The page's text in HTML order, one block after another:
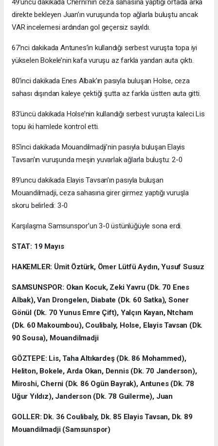
49’uncu dakikada Cherni’nin ceza sahasına yaptığı ortada arka
direkte bekleyen Juan’ın vuruşunda top ağlarla buluştu ancak
VAR incelemesi ardından gol geçersiz sayıldı.
67’nci dakikada Antunes’in kullandığı serbest vuruşta topa iyi
yükselen Bokele’nin kafa vuruşu az farkla yandan auta çıktı.
80’inci dakikada Enes Albak’ın pasıyla buluşan Holse, ceza
sahası dışından kaleye çektiği şutta az farkla üstten auta gitti.
83’üncü dakikada Holse’nin kullandığı serbest vuruşta kaleci Lis
topu iki hamlede kontrol etti.
85’inci dakikada Mouandilmadji’nin pasıyla buluşan Elayis
Tavsan’ın vuruşunda meşin yuvarlak ağlarla buluştu: 2-0
89’uncu dakikada Elayis Tavsan’ın pasıyla buluşan
Mouandilmadji, ceza sahasına girer girmez yaptığı vuruşla
skoru belirledi: 3-0
Karşılaşma Samsunspor’un 3-0 üstünlüğüyle sona erdi.
STAT: 19 Mayıs
HAKEMLER: Ümit Öztürk, Ömer Lütfü Aydın, Yusuf Susuz
SAMSUNSPOR: Okan Kocuk, Zeki Yavru (Dk. 70 Enes
Albak), Van Drongelen, Diabate (Dk. 60 Satka), Soner
Gönül (Dk. 70 Yunus Emre Çift), Yalçın Kayan, Ntcham
(Dk. 60 Makoumbou), Coulibaly, Holse, Elayis Tavsan (Dk.
90 Sousa), Mouandilmadji
GÖZTEPE: Lis, Taha Altıkardeş (Dk. 86 Mohammed),
Heliton, Bokele, Arda Okan, Dennis (Dk. 70 Janderson),
Miroshi, Cherni (Dk. 86 Ogün Bayrak), Antunes (Dk. 78
Uğur Yıldız), Janderson (Dk. 78 Guilerme), Juan
GOLLER: Dk. 36 Coulibaly, Dk. 85 Elayis Tavsan, Dk. 89
Mouandilmadji (Samsunspor)